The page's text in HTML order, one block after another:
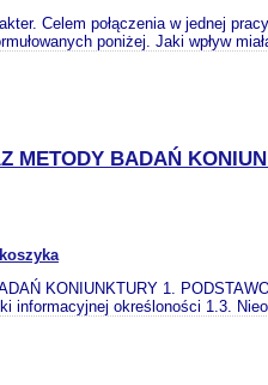
Celem połączenia w jednej
poniżej. Jaki wpływ
METODY BADAŃ
KONIUNKTURY 1.
informacyjnej określoności 1.3.